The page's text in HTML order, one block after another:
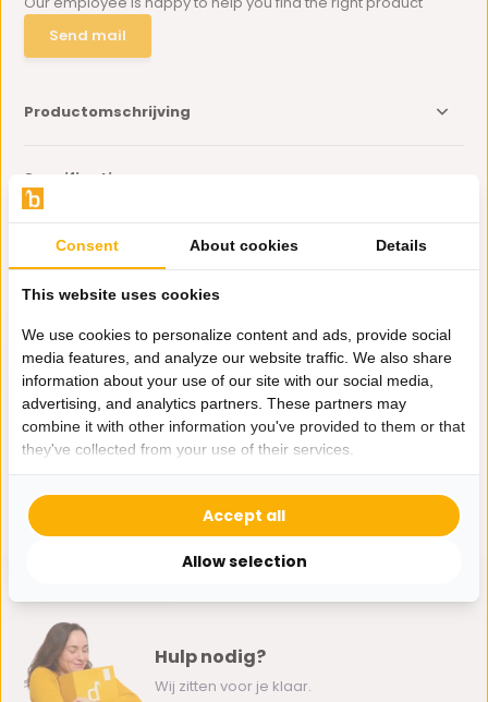
Send mail
Productomschrijving
Specificaties
Delen
Eerder bekeken door jou
Glazen taarthouder
/ plateau met
16,-
Hulp nodig?
Wij zitten voor je klaar.
Consent About cookies Details
This website uses cookies
We use cookies to personalize content and ads, provide social
media features, and analyze our website traffic. We also share
information about your use of our site with our social media,
advertising, and analytics partners. These partners may
combine it with other information you've provided to them or that
they've collected from your use of their services.
Allow selection
Accept all